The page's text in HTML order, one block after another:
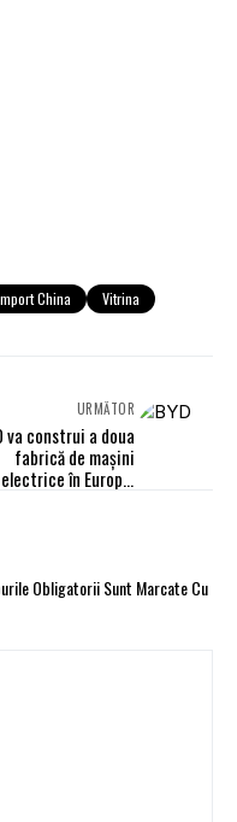
China Vitrina
URMĂTOR
va construi a doua
fabrică de mașini
electrice în Europa.
Obligatorii Sunt Marcate Cu